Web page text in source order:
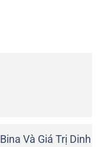
Và Giá Trị Dinh